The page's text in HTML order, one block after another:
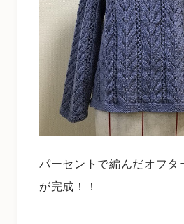
パーセントで編んだオフタ
が完成！！